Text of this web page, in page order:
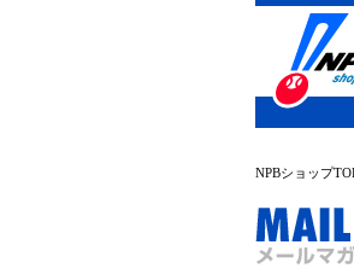
NPBショップ